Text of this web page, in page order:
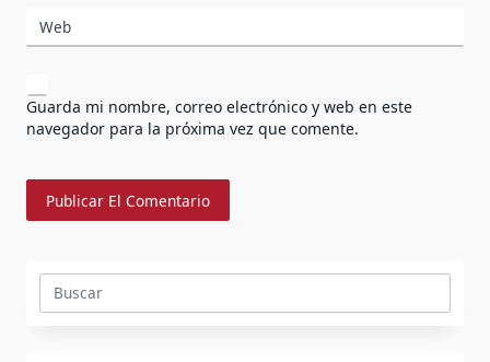
Web
Guarda mi nombre, correo electrónico y web en este
navegador para la próxima vez que comente.
Buscar: